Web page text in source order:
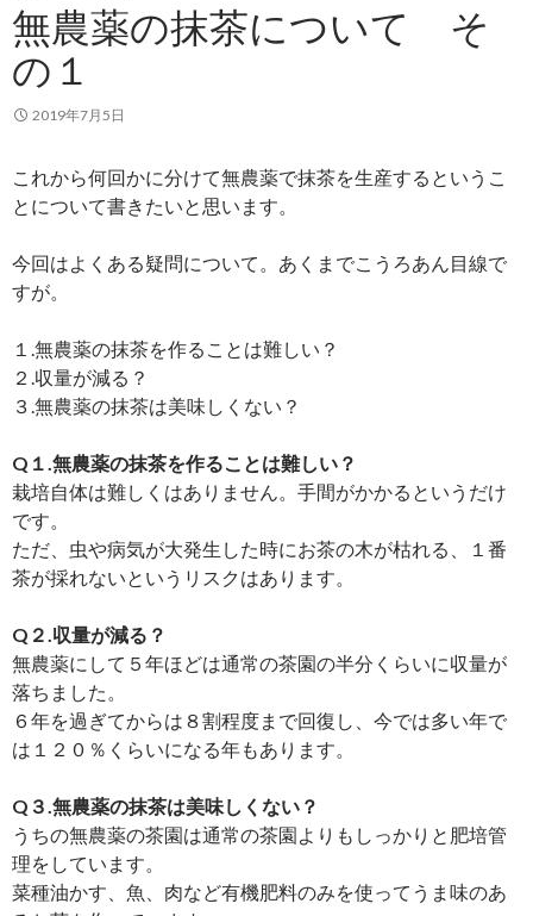
無農薬の抹茶について そ
の１
2019年7月5日
これから何回かに分けて無農薬で抹茶を生産するというこ
とについて書きたいと思います。
今回はよくある疑問について。あくまでこうろあん目線で
すが。
１.無農薬の抹茶を作ることは難しい？
２.収量が減る？
３.無農薬の抹茶は美味しくない？
Q１.無農薬の抹茶を作ることは難しい？
栽培自体は難しくはありません。手間がかかるというだけ
です。
ただ、虫や病気が大発生した時にお茶の木が枯れる、１番
茶が採れないというリスクはあります。
Q２.収量が減る？
無農薬にして５年ほどは通常の茶園の半分くらいに収量が
落ちました。
６年を過ぎてからは８割程度まで回復し、今では多い年で
は１２０％くらいになる年もあります。
Q３.無農薬の抹茶は美味しくない？
うちの無農薬の茶園は通常の茶園よりもしっかりと肥培管
理をしています。
菜種油かす、魚、肉など有機肥料のみを使ってうま味のあ